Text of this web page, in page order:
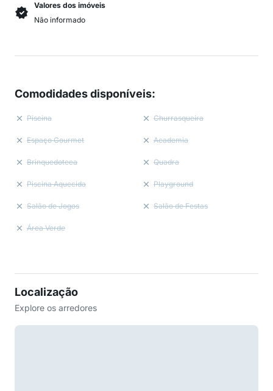
Valores dos imóveis
Não informado
Comodidades disponíveis:
Piscina Churrasqueira
Espaço Gourmet Academia
Brinquedoteca Quadra
Piscina Aquecida Playground
Salão de Jogos Salão de Festas
Área Verde
Localização
Explore os arredores